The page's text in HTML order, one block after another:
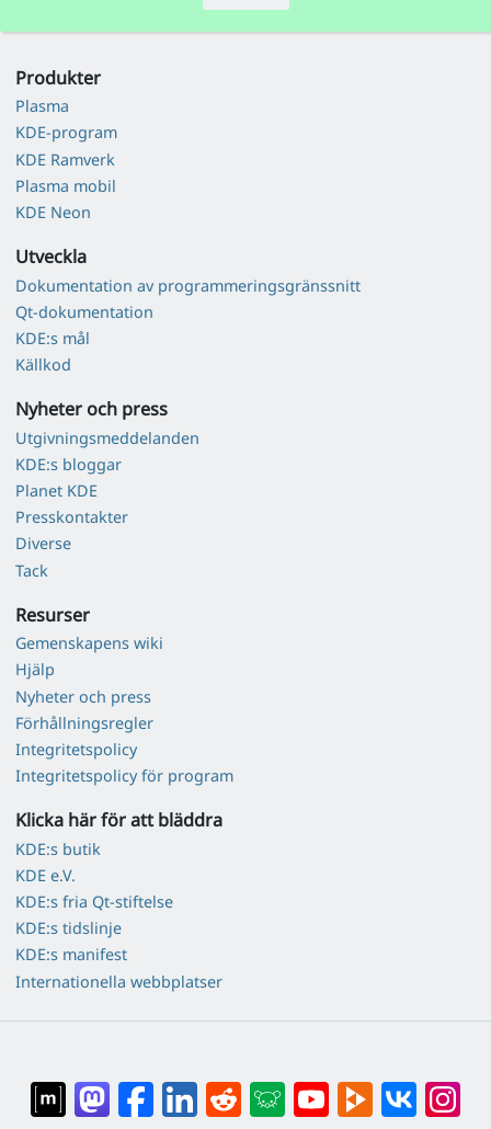
Produkter
Plasma
KDE-program
KDE Ramverk
Plasma mobil
KDE Neon
Utveckla
Dokumentation av programmeringsgränssnitt
Qt-dokumentation
KDE:s mål
Källkod
Nyheter och press
Utgivningsmeddelanden
KDE:s bloggar
Planet KDE
Presskontakter
Diverse
Tack
Resurser
Gemenskapens wiki
Hjälp
Nyheter och press
Förhållningsregler
Integritetspolicy
Integritetspolicy för program
Klicka här för att bläddra
KDE:s butik
KDE e.V.
KDE:s fria Qt-stiftelse
KDE:s tidslinje
KDE:s manifest
Internationella webbplatser